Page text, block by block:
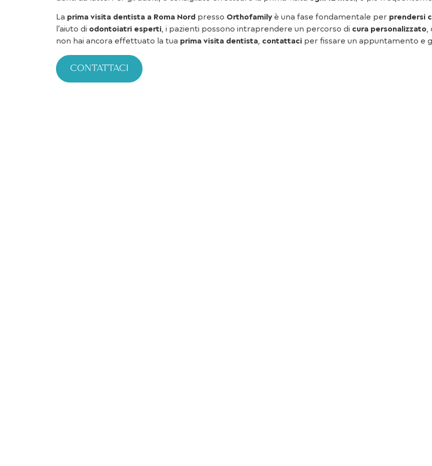
La prima visita dentista a Roma Nord presso Orthofamilyè una fase fondamentale per prendersi
l’aiuto di odontoiatri esperti, i pazienti possono intraprendere un percorso di cura personalizzato,
non hai ancora effettuato la tua prima visita dentista, contattaci per fissare un appuntamento e
Contattaci